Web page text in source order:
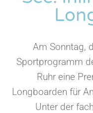
Am Sonntag,
Sportprogramm
Ruhr eine
Longboarden für
Unter der